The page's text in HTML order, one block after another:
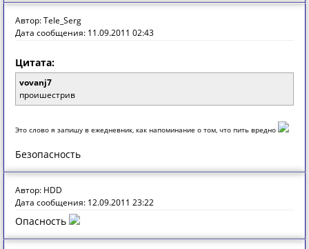
Автор: Tele_Serg
Дата сообщения: 11.09.2011 02:43
Цитата:
vovanj7
проишестрив
Это слово я запишу в ежедневник, как напоминание о том, что пить вредно
Безопасность
Автор: HDD
Дата сообщения: 12.09.2011 23:22
Опасность